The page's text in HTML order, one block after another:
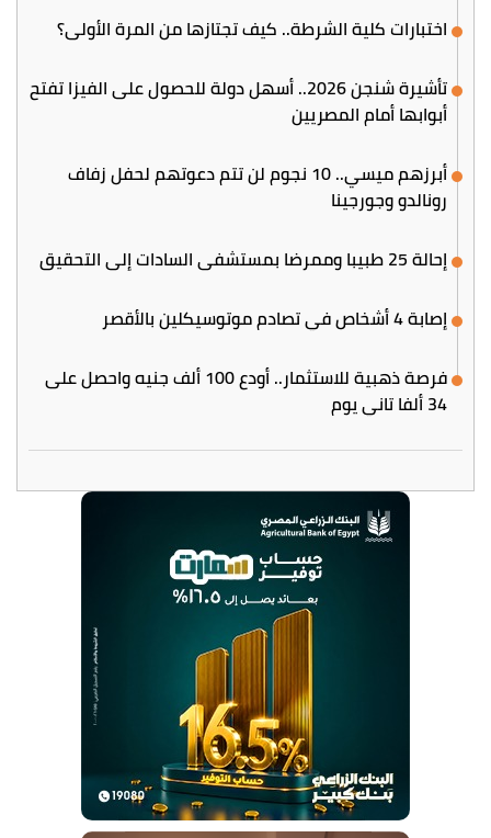
اختبارات كلية الشرطة.. كيف تجتازها من المرة الأولى؟
تأشيرة شنجن 2026.. أسهل دولة للحصول على الفيزا تفتح
أبوابها أمام المصريين
أبرزهم ميسي.. 10 نجوم لن تتم دعوتهم لحفل زفاف
رونالدو وجورجينا
إحالة 25 طبيبا وممرضا بمستشفى السادات إلى التحقيق
إصابة 4 أشخاص في تصادم موتوسيكلين بالأقصر
فرصة ذهبية للاستثمار.. أودع 100 ألف جنيه واحصل على
34 ألفا تاني يوم